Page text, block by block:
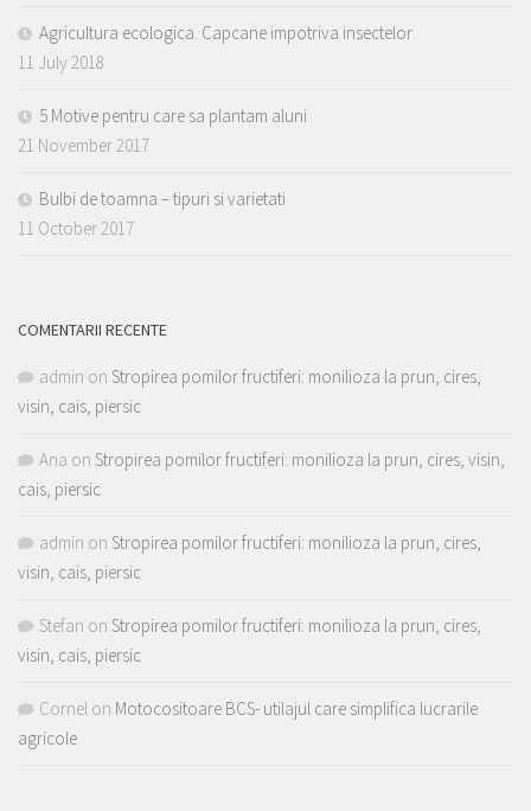
Agricultura ecologica. Capcane impotriva insectelor
11 July 2018
5 Motive pentru care sa plantam aluni
21 November 2017
Bulbi de toamna – tipuri si varietati
11 October 2017
COMENTARII RECENTE
admin on Stropirea pomilor fructiferi: monilioza la prun, cires,
visin, cais, piersic
Ana on Stropirea pomilor fructiferi: monilioza la prun, cires, visin,
cais, piersic
admin on Stropirea pomilor fructiferi: monilioza la prun, cires,
visin, cais, piersic
Stefan on Stropirea pomilor fructiferi: monilioza la prun, cires,
visin, cais, piersic
Cornel on Motocositoare BCS- utilajul care simplifica lucrarile
agricole